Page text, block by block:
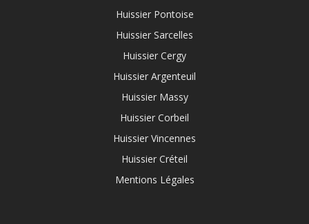
Huissier Pontoise
Huissier Sarcelles
Huissier Cergy
Huissier Argenteuil
Huissier Massy
Huissier Corbeil
Huissier Vincennes
Huissier Créteil
Mentions Légales